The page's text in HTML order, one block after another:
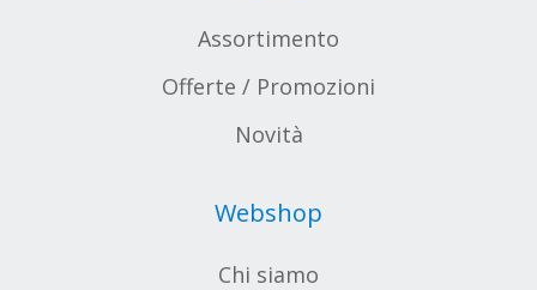
Assortimento
Offerte / Promozioni
Novità
Webshop
Chi siamo